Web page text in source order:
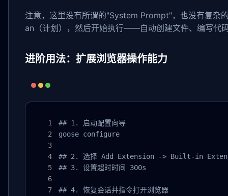
注意，这里没有所谓的"System Prompt"，也没有复杂
an（计划），然后开始执行——自动创建文件、编写代
进阶用法：扩展浏览器操作能力
## 1. 启动配置向导
goose configure
## 2. 选择 Add Extension -> Built-in
## 3. 设置超时时间 300s
## 4. 恢复会话并指令打开浏览器